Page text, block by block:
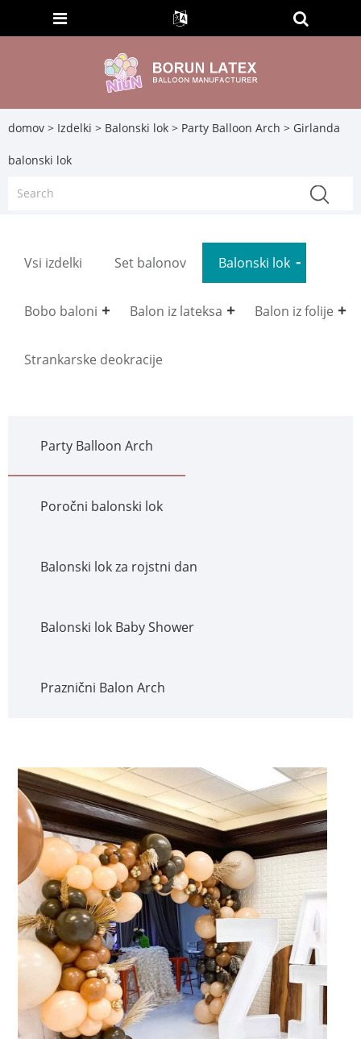
domov > Izdelki > Balonski lok > Party Balloon Arch > Girlanda
balonski lok
Vsi izdelki Set balonov Balonski lok
Bobo baloni Balon iz lateksa Balon iz folije
Strankarske deokracije
Party Balloon Arch
Poročni balonski lok
Balonski lok za rojstni dan
Balonski lok Baby Shower
Praznični Balon Arch